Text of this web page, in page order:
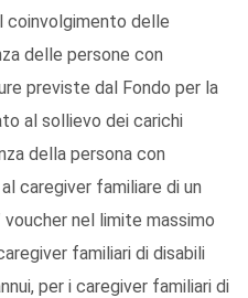
coinvolgimento delle
delle persone con
previste dal Fondo per la
al sollievo dei carichi
della persona con
caregiver familiare di un
nel limite massimo
familiari di disabili
per i caregiver familiari di